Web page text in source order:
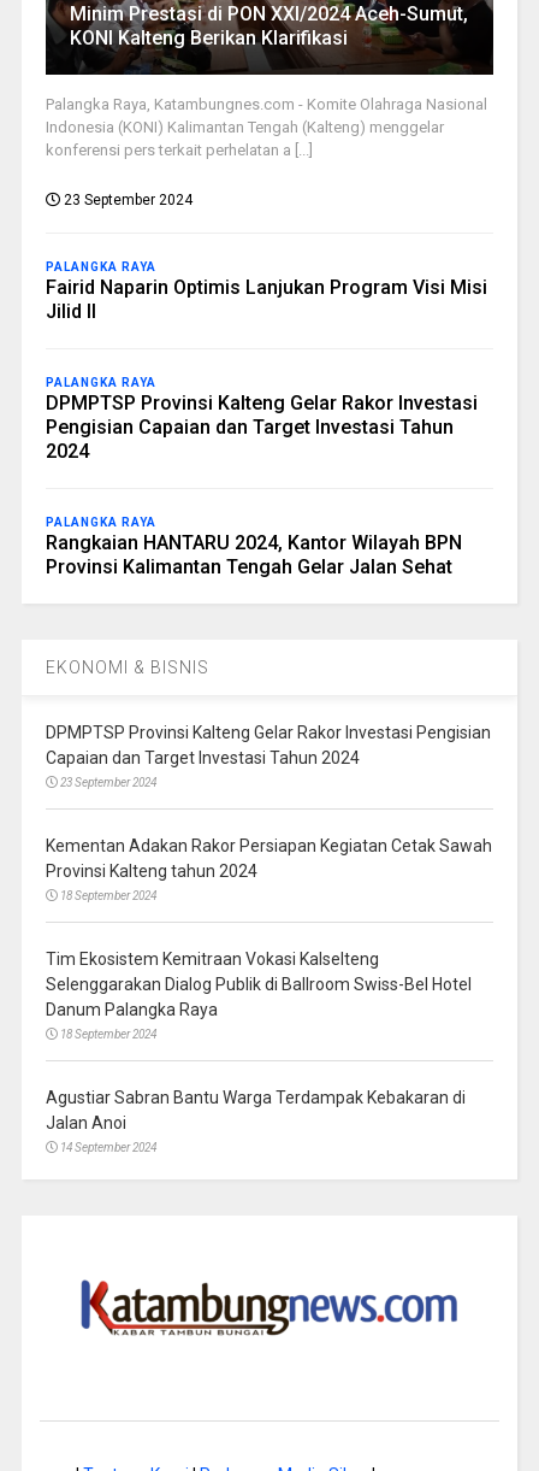
Minim Prestasi di PON XXI/2024 Aceh-Sumut,
KONI Kalteng Berikan Klarifikasi
Palangka Raya, Katambungnes.com - Komite Olahraga Nasional
Indonesia (KONI) Kalimantan Tengah (Kalteng) menggelar
konferensi pers terkait perhelatan a [...]
23 September 2024
PALANGKA RAYA
Fairid Naparin Optimis Lanjukan Program Visi Misi
Jilid II
PALANGKA RAYA
DPMPTSP Provinsi Kalteng Gelar Rakor Investasi
Pengisian Capaian dan Target Investasi Tahun
2024
PALANGKA RAYA
Rangkaian HANTARU 2024, Kantor Wilayah BPN
Provinsi Kalimantan Tengah Gelar Jalan Sehat
EKONOMI & BISNIS
DPMPTSP Provinsi Kalteng Gelar Rakor Investasi Pengisian
Capaian dan Target Investasi Tahun 2024
23 September 2024
Kementan Adakan Rakor Persiapan Kegiatan Cetak Sawah
Provinsi Kalteng tahun 2024
18 September 2024
Tim Ekosistem Kemitraan Vokasi Kalselteng
Selenggarakan Dialog Publik di Ballroom Swiss-Bel Hotel
Danum Palangka Raya
18 September 2024
Agustiar Sabran Bantu Warga Terdampak Kebakaran di
Jalan Anoi
14 September 2024